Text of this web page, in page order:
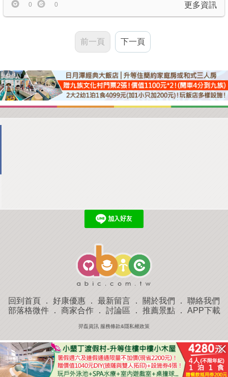
更多資訊
0 0
前一頁 下一頁
回到首頁 ． 好康優惠 ． 最新留言 ． 關於我們 ． 聯絡我們
部落格微件． 商家合作． 討論區 ． 推薦景點． APP下載
羿磊資訊 服務條款&隱私權政策